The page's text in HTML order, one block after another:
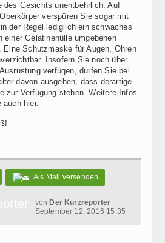
des Gesichts unentbehrlich. Auf
verspüren Sie sogar mit
der Regel lediglich ein schwaches
einer Gelatinehülle umgebenen
Eine Schutzmaske für Augen, Ohren
Insofern Sie noch über
verfügen, dürfen Sie bei
davon ausgehen, dass derartige
zur Verfügung stehen. Weitere Infos
auch hier.
Als Mail versenden
vonDer Kurzreporter
September 12, 2016 15:35